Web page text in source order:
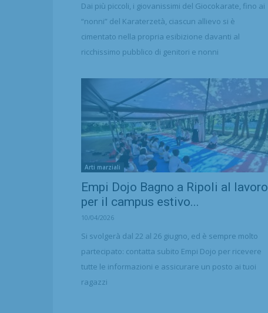
Dai più piccoli, i giovanissimi del Giocokarate, fino ai
“nonni” del Karaterzetà, ciascun allievo si è
cimentato nella propria esibizione davanti al
ricchissimo pubblico di genitori e nonni
Arti marziali
Empi Dojo Bagno a Ripoli al lavoro
per il campus estivo...
10/04/2026
Si svolgerà dal 22 al 26 giugno, ed è sempre molto
partecipato: contatta subito Empi Dojo per ricevere
tutte le informazioni e assicurare un posto ai tuoi
ragazzi